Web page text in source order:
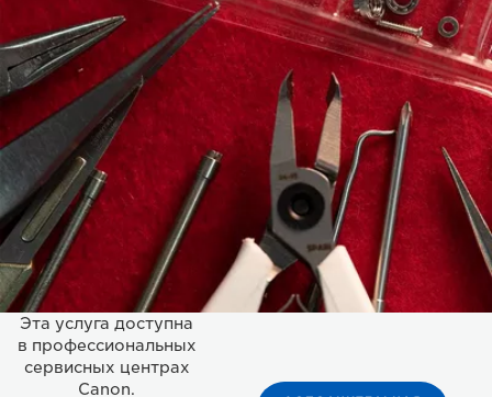
Эта услуга доступна
в профессиональных
сервисных центрах
Canon.